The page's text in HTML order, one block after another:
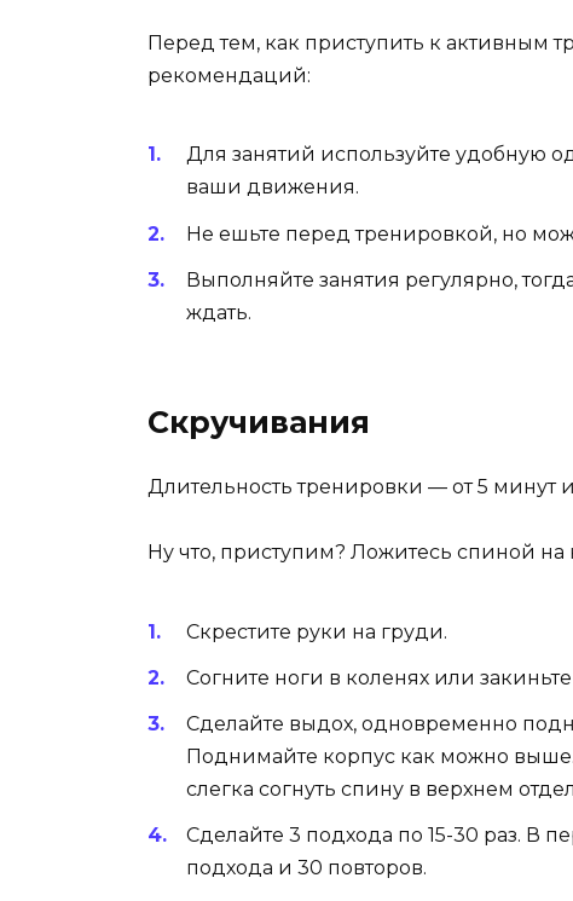
Перед тем, как приступить к активным
рекомендаций:
Для занятий используйте удобную
ваши движения.
Не ешьте перед тренировкой, но
Выполняйте занятия регулярно,
ждать.
Скручивания
Длительность тренировки — от 5 минут
Ну что, приступим? Ложитесь спиной на
Скрестите руки на груди.
Согните ноги в коленях или закиньте
Сделайте выдох, одновременно
Поднимайте корпус как можно
слегка согнуть спину в верхнем
Сделайте 3 подхода по 15-30 раз. В
подхода и 30 повторов.